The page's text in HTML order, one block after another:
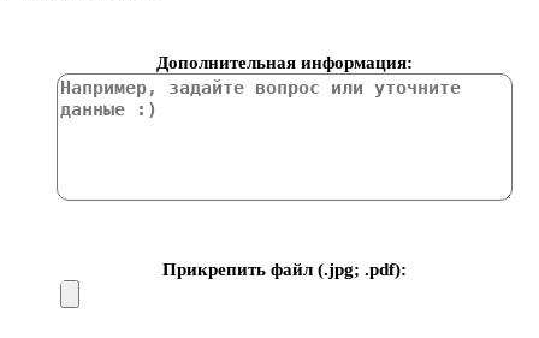
Дополнительная информация:
Прикрепить файл (.jpg; .pdf):